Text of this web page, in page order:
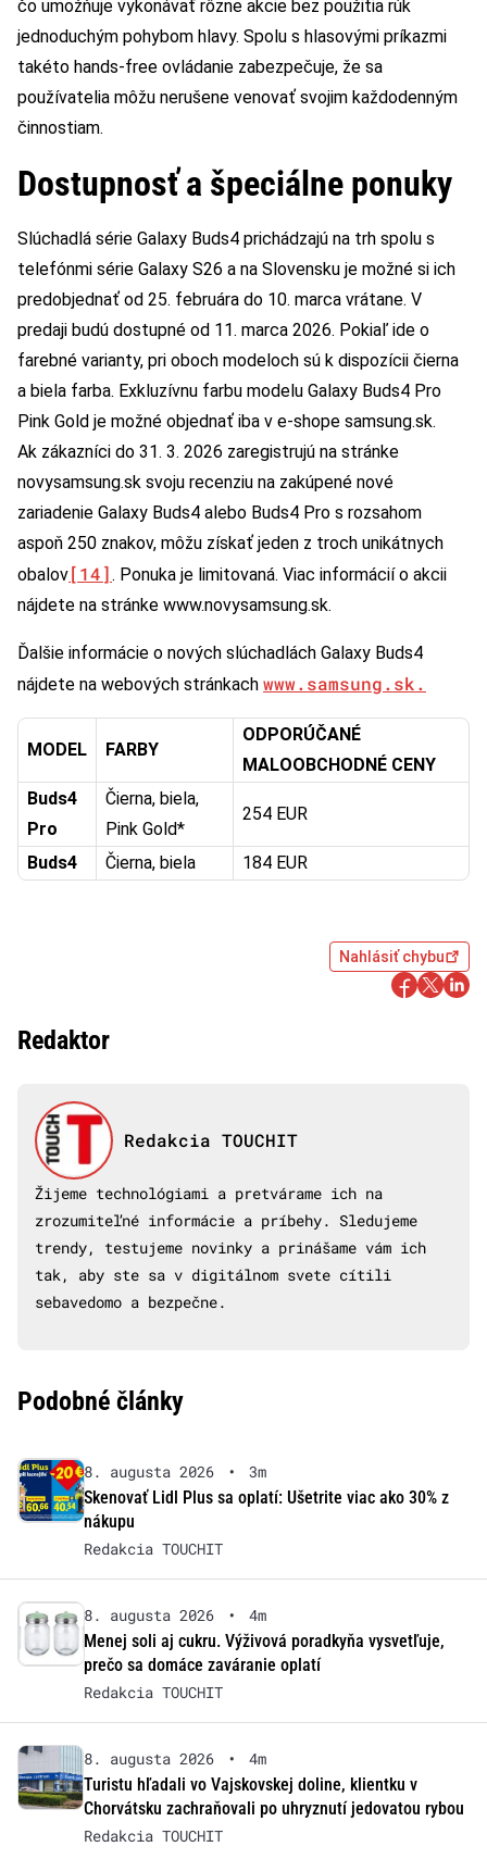
čo umožňuje vykonávať rôzne akcie bez použitia rúk
jednoduchým pohybom hlavy. Spolu s hlasovými príkazmi
takéto hands-free ovládanie zabezpečuje, že sa
používatelia môžu nerušene venovať svojim každodenným
činnostiam.
Dostupnosť a špeciálne ponuky
Slúchadlá série Galaxy Buds4 prichádzajú na trh spolu s
telefónmi série Galaxy S26 a na Slovensku je možné si ich
predobjednať od 25. februára do 10. marca vrátane. V
predaji budú dostupné od 11. marca 2026. Pokiaľ ide o
farebné varianty, pri oboch modeloch sú k dispozícii čierna
a biela farba. Exkluzívnu farbu modelu Galaxy Buds4 Pro
Pink Gold je možné objednať iba v e-shope samsung.sk.
Ak zákazníci do 31. 3. 2026 zaregistrujú na stránke
novysamsung.sk svoju recenziu na zakúpené nové
zariadenie Galaxy Buds4 alebo Buds4 Pro s rozsahom
aspoň 250 znakov, môžu získať jeden z troch unikátnych
obalov[14] . Ponuka je limitovaná. Viac informácií o akcii
nájdete na stránke www.novysamsung.sk.
Ďalšie informácie o nových slúchadlách Galaxy Buds4
nájdete na webových stránkach www.samsung.sk.
MODEL FARBY
ODPORÚČANÉ
MALOOBCHODNÉ CENY
Buds4
Pro
Čierna, biela,
Pink Gold*
254 EUR
Buds4 Čierna, biela 184 EUR
Nahlásiť chybu
Redaktor
Redakcia TOUCHIT
Žijeme technológiami a pretvárame ich na
zrozumiteľné informácie a príbehy. Sledujeme
trendy, testujeme novinky a prinášame vám ich
tak, aby ste sa v digitálnom svete cítili
sebavedomo a bezpečne.
Podobné články
8. augusta 2026 •
3m
Skenovať Lidl Plus sa oplatí: Ušetrite viac ako 30% z
nákupu
Redakcia TOUCHIT
8. augusta 2026 •
4m
Menej soli aj cukru. Výživová poradkyňa vysvetľuje,
prečo sa domáce zaváranie oplatí
Redakcia TOUCHIT
8. augusta 2026 •
4m
Turistu hľadali vo Vajskovskej doline, klientku v
Chorvátsku zachraňovali po uhryznutí jedovatou rybou
Redakcia TOUCHIT